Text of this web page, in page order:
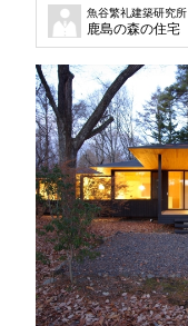
魚谷繁礼建築研究所
鹿島の森の住宅